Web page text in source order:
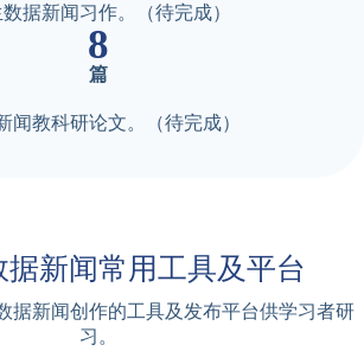
据新闻习作。（待完成）
8
篇
闻教科研论文。（待完成）
据新闻常用工具及平台
据新闻创作的工具及发布平台供学习者研
习。